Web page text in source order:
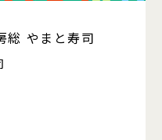
総 やまと寿司